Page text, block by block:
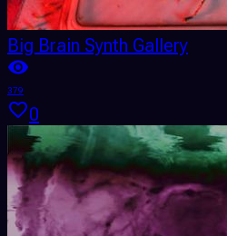
Big Brain Synth Gallery
379
0